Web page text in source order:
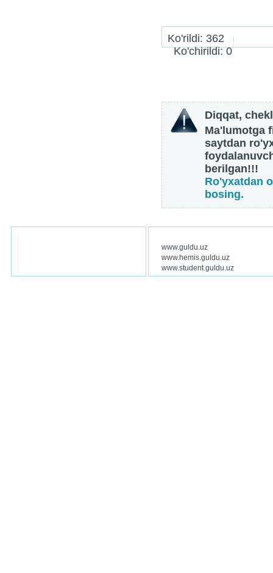
Ko'rildi: 362
Ko'chirildi: 0
Diqqat,
Ma'lumotga
saytdan
berilgan!!!
Ro'yxatdan
bosing.
www.guldu.uz
www.hemis.guldu.uz
www.student.guldu.uz